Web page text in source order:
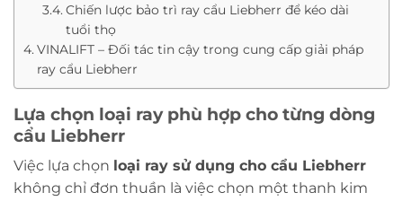
Chiến lược bảo trì ray cẩu Liebherr để kéo dài
tuổi thọ
VINALIFT – Đối tác tin cậy trong cung cấp giải pháp
ray cẩu Liebherr
Lựa chọn loại ray phù hợp cho từng dòng
cẩu Liebherr
Việc lựa chọn loại ray sử dụng cho cẩu Liebherr
không chỉ đơn thuần là việc chọn một thanh kim